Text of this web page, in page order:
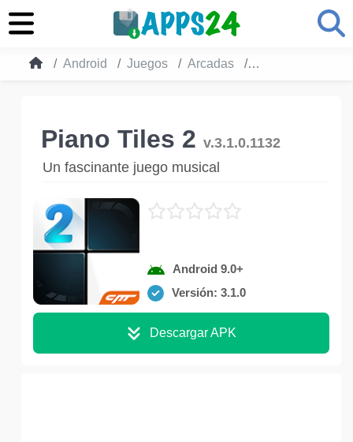
Android Juegos Arcadas Piano Tiles 2
Piano Tiles 2 v.3.1.0.1132
Un fascinante juego musical
Android 9.0+
Versión: 3.1.0
Descargar APK